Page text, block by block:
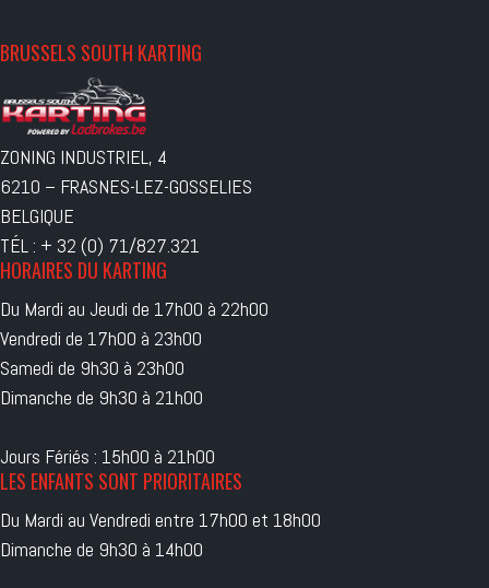
BRUSSELS SOUTH KARTING
ZONING INDUSTRIEL, 4
6210 – FRASNES-LEZ-GOSSELIES
BELGIQUE
TÉL : + 32 (0) 71/827.321
HORAIRES DU KARTING
Du Mardi au Jeudi de 17h00 à 22h00
Vendredi de 17h00 à 23h00
Samedi de 9h30 à 23h00
Dimanche de 9h30 à 21h00
Jours Fériés : 15h00 à 21h00
LES ENFANTS SONT PRIORITAIRES
Du Mardi au Vendredi entre 17h00 et 18h00
Dimanche de 9h30 à 14h00